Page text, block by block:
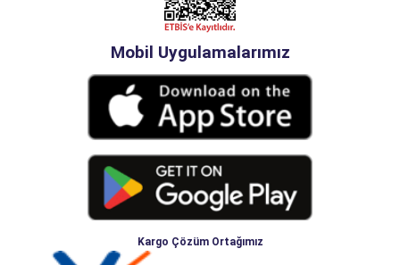
Mobil Uygulamalarımız
Kargo Çözüm Ortağımız